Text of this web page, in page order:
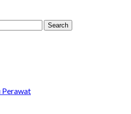
Search
Perawat